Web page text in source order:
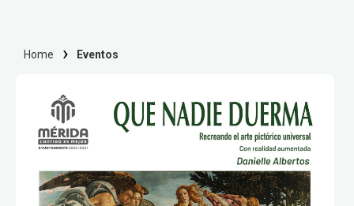
Home Eventos